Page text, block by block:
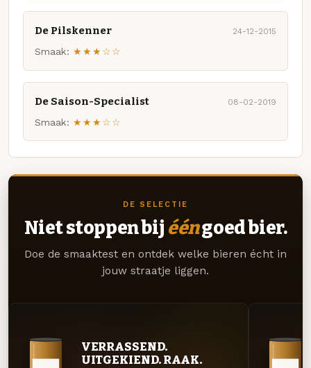
De Pilskenner 24-12-2015
Smaak: ★★★☆☆
De Saison-Specialist 08-02-2019
Smaak: ★★★☆☆
DE SELECTIE
Niet stoppen bij ééngoed bier.
Doe de smaaktest en ontdek welke bieren écht in
jouw straatje liggen.
VERRASSEND.
UITGEKIEND. RAAK.